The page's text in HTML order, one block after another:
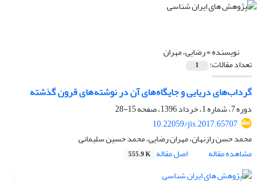
نویسنده =رضایی، مهران
تعداد مقالات: 1
گرداب‌های دریایی و جایگاه‌های آن در نوشته‌های قرون گذشته
دوره 7، شماره 1، خرداد 1396، صفحه
15-28
10.22059/jis.2017.65707
محمد حسن رازنهان، مهران رضایی، محمد حسین سلیمانی
مشاهده مقاله
اصل مقاله 555.9 K